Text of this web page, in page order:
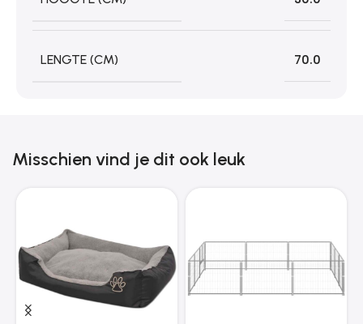
LENGTE (CM) 70.0
Misschien vind je dit ook leuk